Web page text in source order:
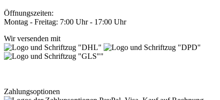
Öffnungszeiten:
Montag - Freitag: 7:00 Uhr - 17:00 Uhr
Wir versenden mit
Zahlungsoptionen